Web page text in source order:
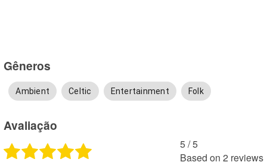
Gêneros
Ambient Celtic Entertainment Folk
Avaliação
5 /5
Based on 2 reviews